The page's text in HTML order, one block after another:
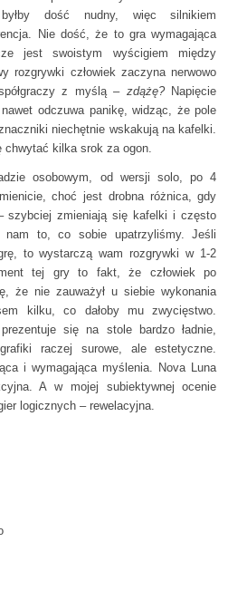
dość nudny, więc silnikiem
Nie dość, że to gra wymagająca
jest swoistym wyścigiem między
rozgrywki człowiek zaczyna nerwowo
z myślą – zdążę?Napięcie
odczuwa panikę, widząc, że pole
niechętnie wskakują na kafelki.
kilka srok za ogon.
osobowym, od wersji solo, po 4
choć jest drobna różnica, gdy
szybciej zmieniają się kafelki i często
nam to, co sobie upatrzyliśmy. Jeśli
to wystarczą wam rozgrywki w 1-2
tej gry to fakt, że człowiek po
że nie zauważył u siebie wykonania
kilku, co dałoby mu zwycięstwo.
się na stole bardzo ładnie,
raczej surowe, ale estetyczne.
i wymagająca myślenia. Nova Luna
A w mojej subiektywnej ocenie
logicznych – rewelacyjna.